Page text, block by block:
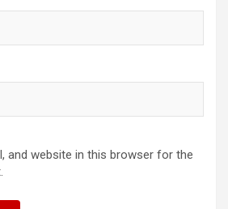
and website in this browser for the